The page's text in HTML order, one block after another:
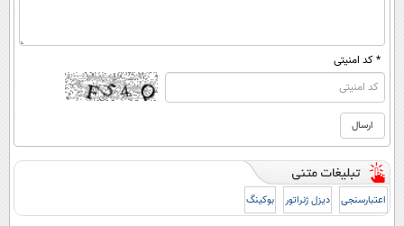
* کد امنیتی
اعتبارسنجی دیزل ژنراتور بوکینگ